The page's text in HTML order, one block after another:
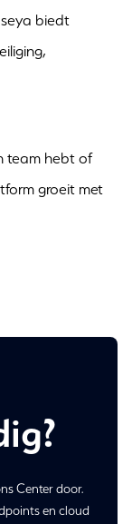
biedt
team hebt of
groeit met
Center door.
en cloud